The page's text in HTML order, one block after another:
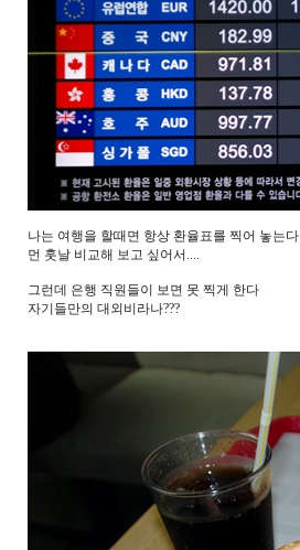
나는 여행을 할때면 항상 환율표를 찍어 놓는다
먼 훗날 비교해 보고 싶어서....
그런데 은행 직원들이 보면 못 찍게 한다
자기들만의 대외비라나???